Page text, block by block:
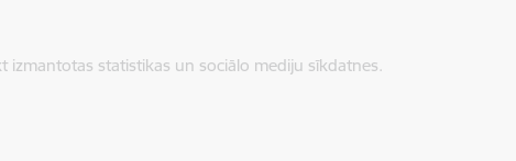
izmantotas statistikas un sociālo mediju sīkdatnes.